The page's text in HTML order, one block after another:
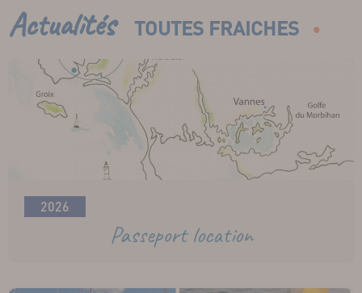
ActualitésTOUTES FRAICHES
2026
Passeport location